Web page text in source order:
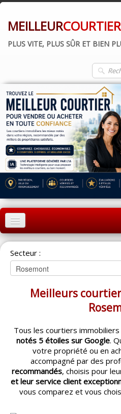
MEILLEUR
PLUS VITE, PLUS SÛR ET BIEN
ACCUEIL
MONTRÉAL
QUÉBEC
LAVAL
CATÉGORIES▼
ACHETEUR / VENDEUR▼
ENTREPRENEURS▼
Secteur :
Meilleurs
Tous les courtiers
notés 5 étoiles sur Google.
votre propriété ou en
accompagné par des
recommandés, choisis pour
et leur service client
vous comparez et vous